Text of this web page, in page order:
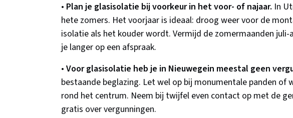
• Plan je glasisolatie bij voorkeur in het voor- of najaar. In
hete zomers. Het voorjaar is ideaal: droog weer voor de
isolatie als het kouder wordt. Vermijd de zomermaanden
je langer op een afspraak.
• Voor glasisolatie heb je in Nieuwegein meestal geen
bestaande beglazing. Let wel op bij monumentale panden of
rond het centrum. Neem bij twijfel even contact op met de
gratis over vergunningen.